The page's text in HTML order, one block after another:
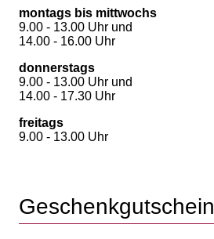
montags bis mittwochs
9.00 - 13.00 Uhr und
14.00 - 16.00 Uhr
donnerstags
9.00 - 13.00 Uhr und
14.00 - 17.30 Uhr
freitags
9.00 - 13.00 Uhr
Geschenkgutschein